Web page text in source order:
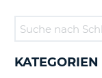
DEUTSCHLAND
KATEGORIEN